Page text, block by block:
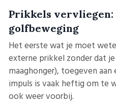
Prikkels vervliegen:
golfbeweging
Het eerste wat je moet
externe prikkel zonder dat
maaghonger), toegeven aan
impuls is vaak heftig om te
ook weer voorbij.